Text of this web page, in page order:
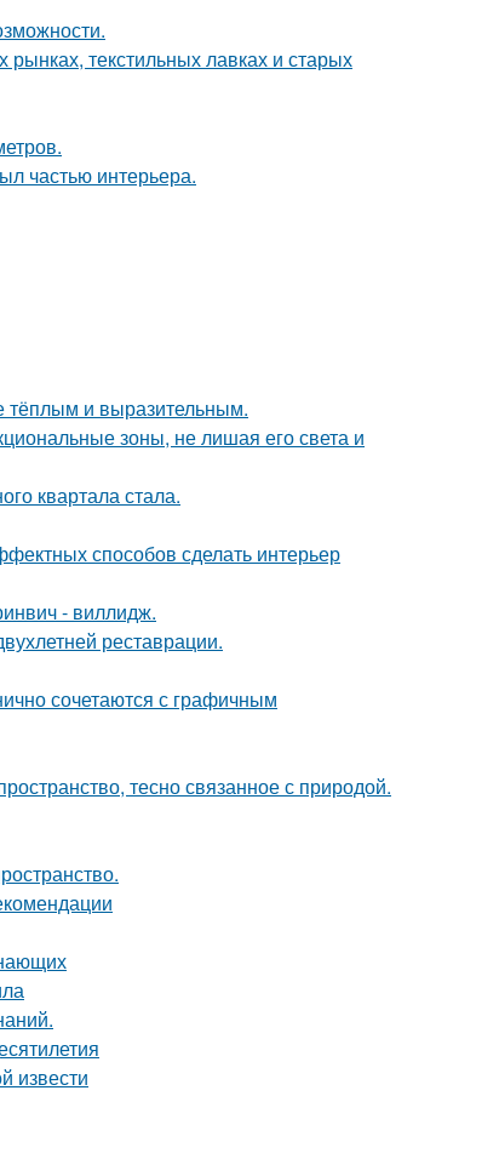
текстильных лавках и старых
частью интерьера.
тёплым и выразительным.
зоны, не лишая его света и
квартала стала.
способов сделать интерьер
- виллидж.
реставрации.
сочетаются с графичным
тесно связанное с природой.
извести